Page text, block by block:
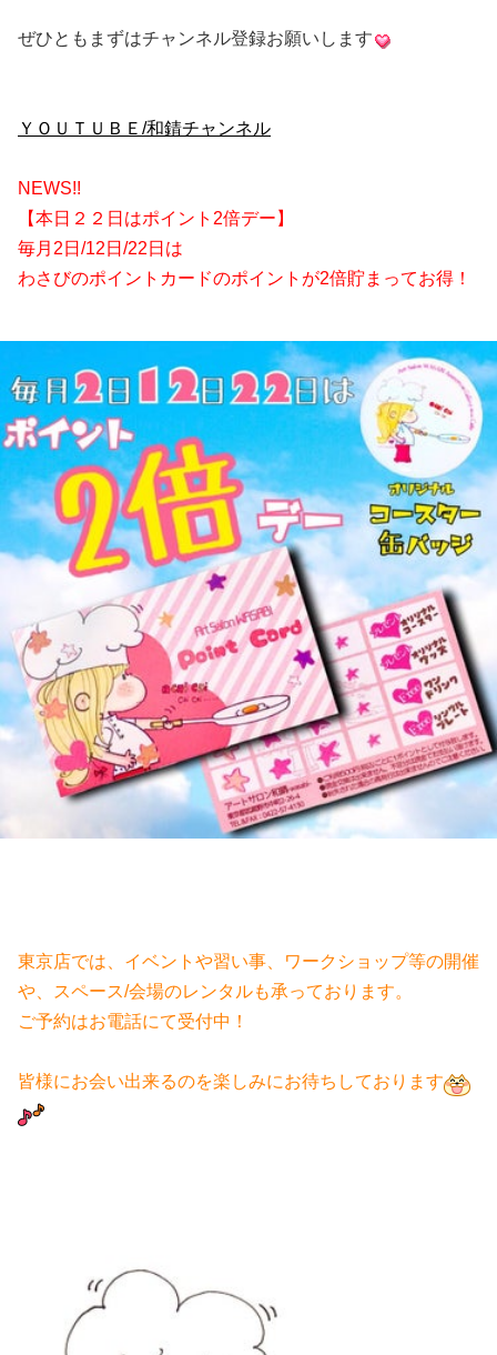
ぜひともまずはチャンネル登録お願いします
ＹＯＵＴＵＢＥ/和錆チャンネル
NEWS!!
【本日２２日はポイント2倍デー】
毎月2日/12日/22日は
わさびのポイントカードのポイントが2倍貯まってお得！
東京店では、イベントや習い事、ワークショップ等の開催
や、スペース/会場のレンタルも承っております。
ご予約はお電話にて受付中！
皆様にお会い出来るのを楽しみにお待ちしております